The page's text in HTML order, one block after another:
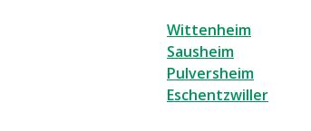
Wittenheim
Sausheim
Pulversheim
Eschentzwiller